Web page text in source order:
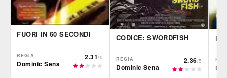
FUORI IN 60 SECONDI
REGIA
Dominic Sena
2.31/5
CODICE: SWORDFISH
REGIA
Dominic Sena
2.36/5